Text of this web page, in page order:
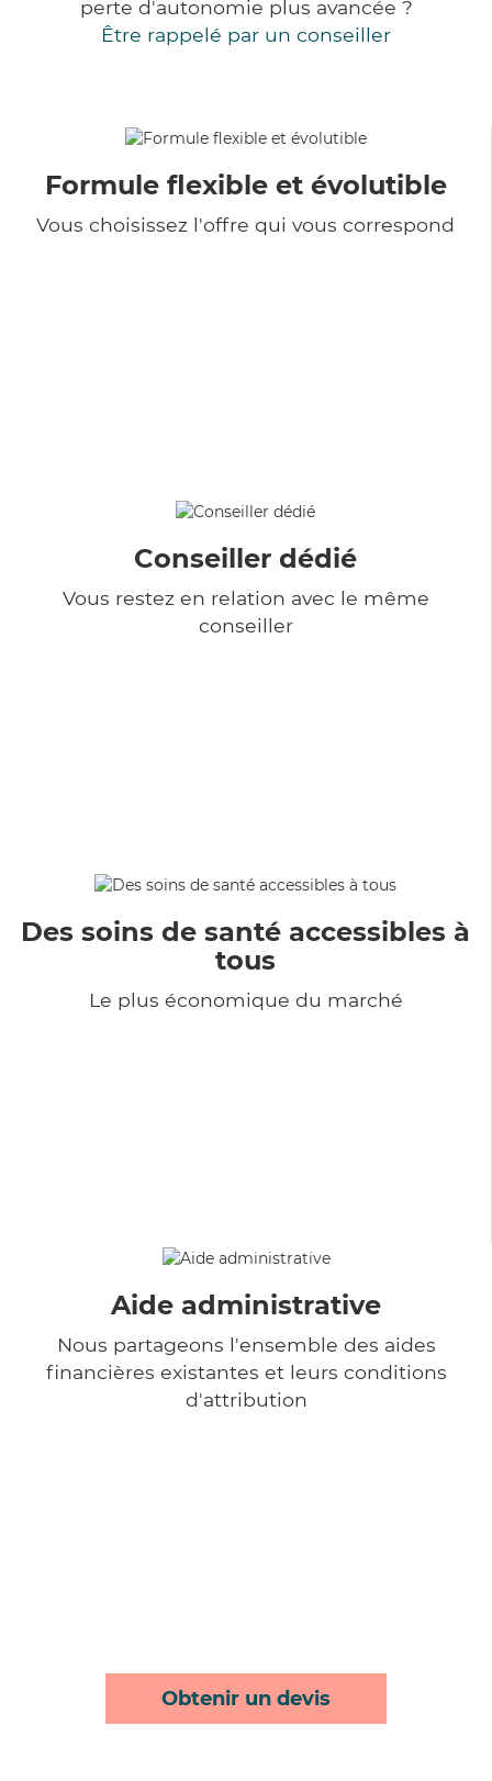
perte d'autonomie plus avancée ?
Être rappelé par un conseiller
Formule flexible et évolutible
Vous choisissez l'offre qui vous correspond
Conseiller dédié
Vous restez en relation avec le même
conseiller
Des soins de santé accessibles à
tous
Le plus économique du marché
Aide administrative
Nous partageons l'ensemble des aides
financières existantes et leurs conditions
d'attribution
Obtenir un devis